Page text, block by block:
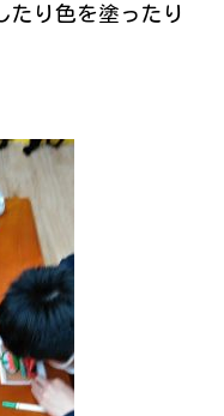
たり色を塗ったり